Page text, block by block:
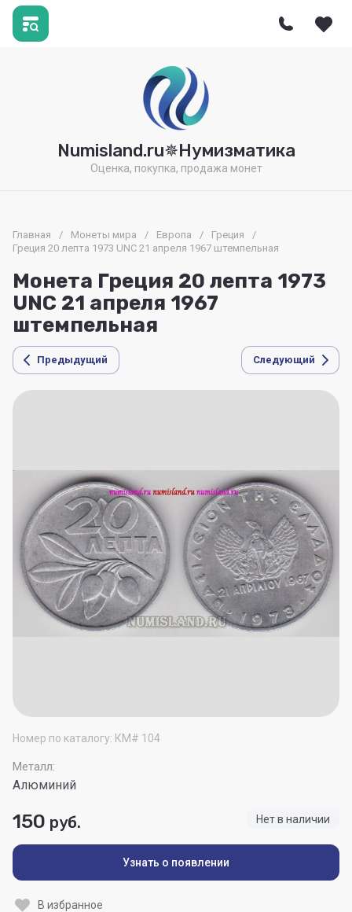
Numisland.ru✵Нумизматика
Оценка, покупка, продажа монет
Главная / Монеты мира / Европа / Греция
/
Греция 20 лепта 1973 UNC 21 апреля 1967 штемпельная
Монета Греция 20 лепта 1973
UNC 21 апреля 1967
штемпельная
Предыдущий Следующий
Номер по каталогу: КМ# 104
Металл:
Алюминий
Нет в наличии
150 руб.
Узнать о появлении
В избранное